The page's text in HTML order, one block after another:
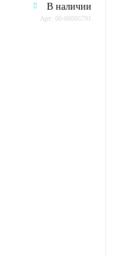
В наличии
Арт: 00-00005791